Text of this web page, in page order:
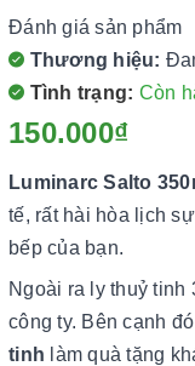
Đánh giá sản phẩm
Thương hiệu:
Tình trạng: Còn
150.000₫
Luminarc Salto
tế, rất hài hòa lịch
bếp của bạn.
Ngoài ra ly thuỷ tinh
công ty. Bên cạnh
tinh làm quà tặng